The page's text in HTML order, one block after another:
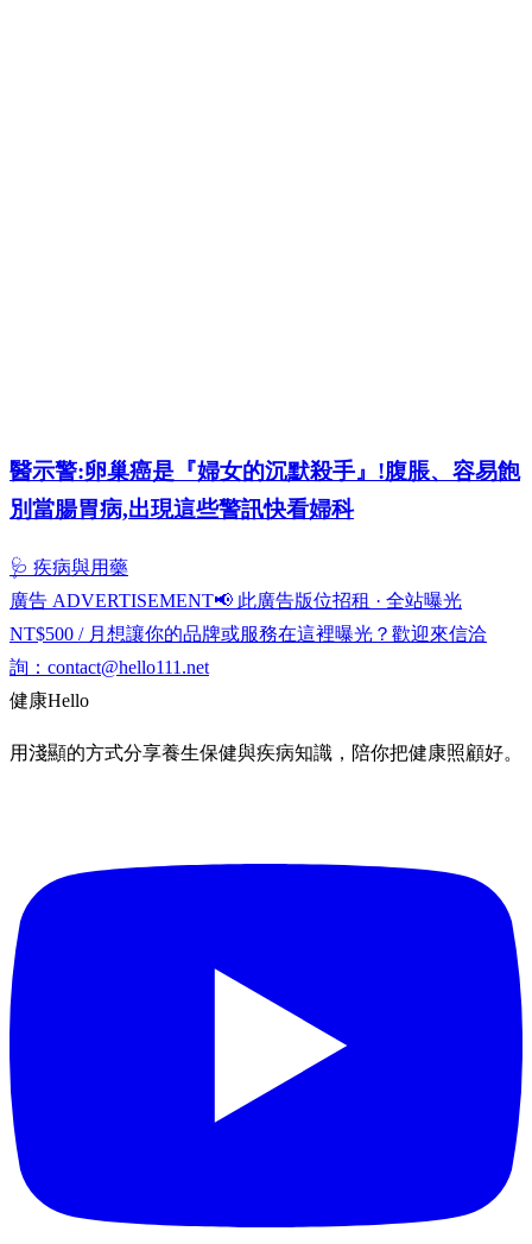
醫示警:卵巢癌是『婦女的沉默殺手』!腹脹、容易飽
別當腸胃病,出現這些警訊快看婦科
🩺 疾病與用藥
廣告 ADVERTISEMENT📢 此廣告版位招租 · 全站曝光
NT$500 / 月 想讓你的品牌或服務在這裡曝光？歡迎來信洽
詢： contact@hello111.net
健康Hello
用淺顯的方式分享養生保健與疾病知識，陪你把健康照顧好。